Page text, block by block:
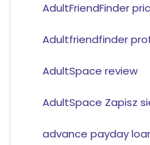
AdultFriendFinder
Adultfriendfinder
AdultSpace review
AdultSpace Zapisz
advance payday